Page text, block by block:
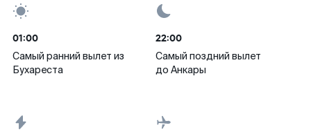
01:00
Самый ранний вылет из
Бухареста
22:00
Самый поздний вылет
до Анкары